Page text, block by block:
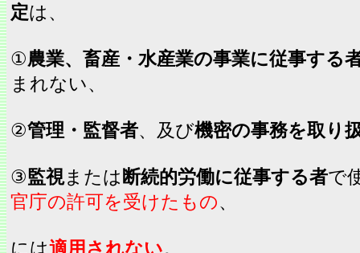
定は、
①農業、畜産・水産業の事業に従事する
まれない、
②管理・監督者、及び機密の事務を取り
③監視または 断続的労働に従事する者で
官庁の許可を受けたもの、
には適用されない。